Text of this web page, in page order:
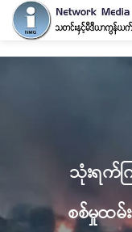
သုံးရက်က
စစ်မှုထမ်